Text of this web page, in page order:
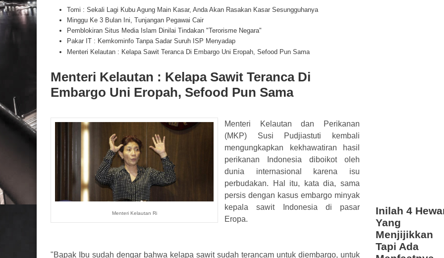
Inilah 4
Yang
Menjijikkan
Tapi Ada
Tomi : Sekali Lagi Kubu Agung Main Kasar, Anda Akan Rasakan Kasar Sesungguhanya
Minggu Ke 3 Bulan Ini, Tunjangan Pegawai Cair
Pemblokiran Situs Media Islam Dinilai Tindakan "Terorisme Negara"
Pakar IT : Kemkominfo Tanpa Sadar Suruh ISP Menyadap
Menteri Kelautan : Kelapa Sawit Teranca Di Embargo Uni Eropah, Sefood Pun Sama
Menteri Kelautan : Kelapa Sawit Teranca Di
Embargo Uni Eropah, Sefood Pun Sama
Menteri Kelautan Ri
Menteri Kelautan dan Perikanan
(MKP) Susi Pudjiastuti kembali
mengungkapkan kekhawatiran hasil
perikanan Indonesia diboikot oleh
dunia internasional karena isu
perbudakan. Hal itu, kata dia, sama
persis dengan kasus embargo minyak
kepala sawit Indonesia di pasar
Eropa.
"Bapak Ibu sudah dengar bahwa kelapa sawit sudah terancam untuk diembargo, untuk